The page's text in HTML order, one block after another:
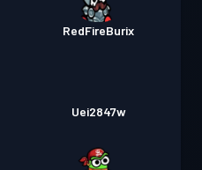
RedFireBurix
Uei2847w